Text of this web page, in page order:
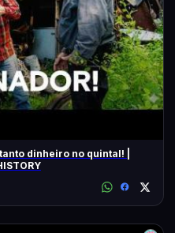
dinheiro no quintal! |